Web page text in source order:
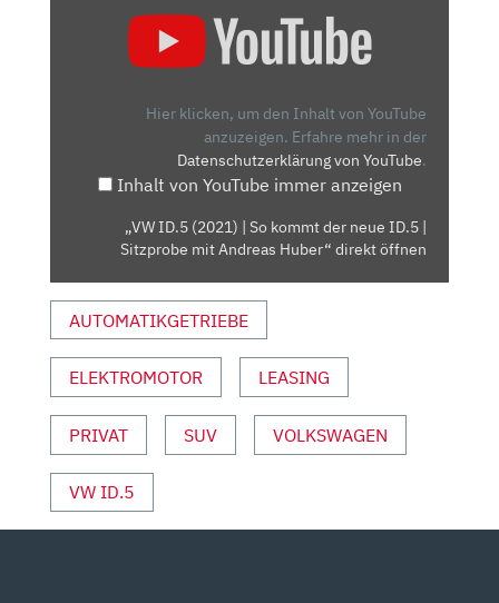
MIT
ANDREAS
VON
YOUTUBE
ANZEIGEN
Hier klicken, um den Inhalt von YouTube
anzuzeigen. Erfahre mehr in der
Datenschutzerklärung von YouTube.
Inhalt von YouTube immer anzeigen
„VW ID.5 (2021) | So kommt der neue ID.5 |
Sitzprobe mit Andreas Huber“ direkt öffnen
AUTOMATIKGETRIEBE
ELEKTROMOTOR LEASING
PRIVAT SUV VOLKSWAGEN
VW ID.5